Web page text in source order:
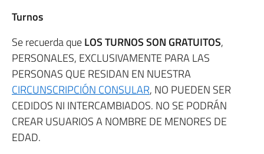
Turnos
Se recuerda queLOS TURNOS SON GRATUITOS,
PERSONALES, EXCLUSIVAMENTE PARA LAS
PERSONAS QUE RESIDAN EN NUESTRA
CIRCUNSCRIPCIÓN CONSULAR, NO PUEDEN SER
CEDIDOS NI INTERCAMBIADOS. NO SE PODRÁN
CREAR USUARIOS A NOMBRE DE MENORES DE
EDAD.